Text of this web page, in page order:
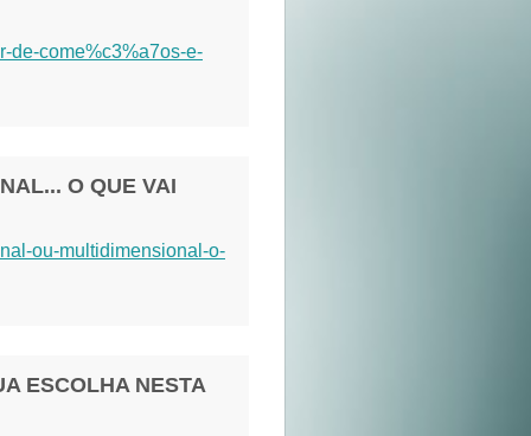
de-come%c3%a7os-e-
O QUE VAI
ou-multidimensional-o-
ESCOLHA NESTA